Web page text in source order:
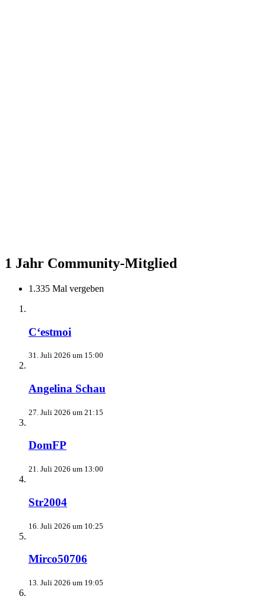
1 Jahr Community-Mitglied
1.335 Mal vergeben
C‘estmoi
31. Juli 2026 um 15:00
Angelina Schau
27. Juli 2026 um 21:15
DomFP
21. Juli 2026 um 13:00
Str2004
16. Juli 2026 um 10:25
Mirco50706
13. Juli 2026 um 19:05